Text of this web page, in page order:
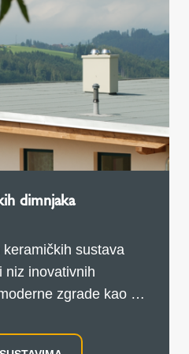
dimnjaka
sustava
niz inovativnih
zgrade kao što
zgrade.